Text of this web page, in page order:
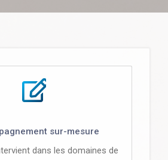
sur-mesure
dans les domaines de